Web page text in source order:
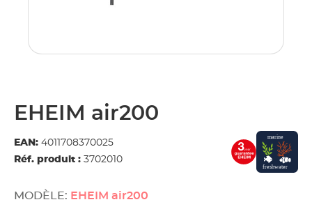
EHEIM air200
EAN: 4011708370025
Réf. produit : 3702010
MODÈLE: EHEIM air200